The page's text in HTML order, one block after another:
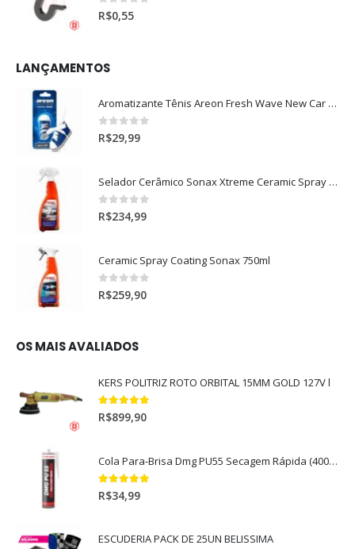
0out of 5
R$0,55
LANÇAMENTOS
Aromatizante Tênis Areon Fresh Wave New Car / Carro Novo
0out of 5
R$29,99
Selador Cerâmico Sonax Xtreme Ceramic Spray + Seal (750ml)
0out of 5
R$234,99
Ceramic Spray Coating Sonax 750ml
0out of 5
R$259,90
OS MAIS AVALIADOS
KERS POLITRIZ ROTO ORBITAL 15MM GOLD 127V l
5.00out of 5
R$899,90
Cola Para-Brisa Dmg PU55 Secagem Rápida (400gr)
5.00out of 5
R$34,99
ESCUDERIA PACK DE 25UN BELISSIMA